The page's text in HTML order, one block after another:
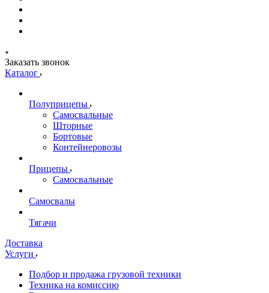
Заказать звонок
Каталог
Полуприцепы
Самосвальные
Шторные
Бортовые
Контейнеровозы
Прицепы
Самосвальные
Самосвалы
Тягачи
Доставка
Услуги
Подбор и продажа грузовой техники
Техника на комиссию